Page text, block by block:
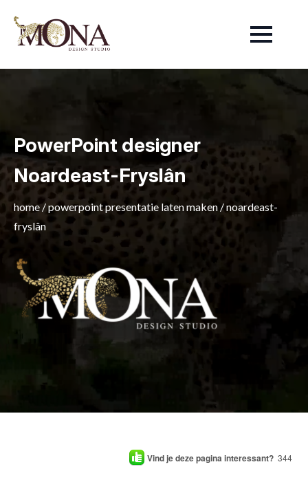
PowerPoint designer
Noardeast-Fryslân
home/powerpoint presentatie laten maken /noardeast-
fryslân
Vind je deze pagina interessant? 344